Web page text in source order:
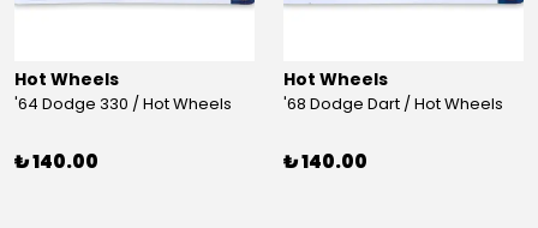
Hot Wheels
'64 Dodge 330 / Hot Wheels
₺ 140.00
Hot Wheels
'68 Dodge Dart / Hot Wheels
₺ 140.00